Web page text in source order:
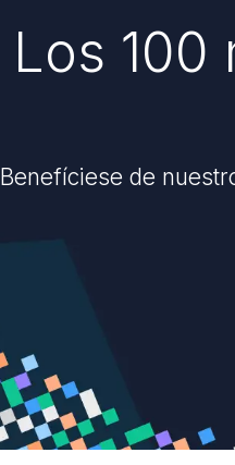
Servicios
Los
Benefíciese de